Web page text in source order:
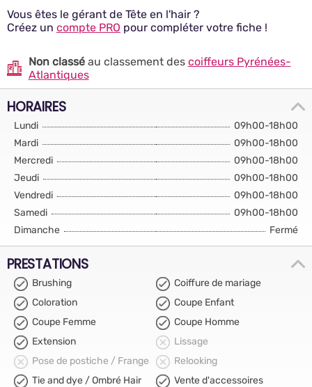
Vous êtes le gérant de Tête en l'hair ?
Créez un compte PRO pour compléter votre fiche !
Non classéau classement des coiffeurs Pyrénées-
Atlantiques
HORAIRES
Lundi
09h00-18h00
Mardi
09h00-18h00
Mercredi
09h00-18h00
Jeudi
09h00-18h00
Vendredi
09h00-18h00
Samedi
09h00-18h00
Dimanche
Fermé
PRESTATIONS
Brushing
Coiffure de mariage
Coloration
Coupe Enfant
Coupe Femme
Coupe Homme
Extension
Lissage
Pose de postiche / Frange
Relooking
Tie and dye / Ombré Hair
Vente d'accessoires